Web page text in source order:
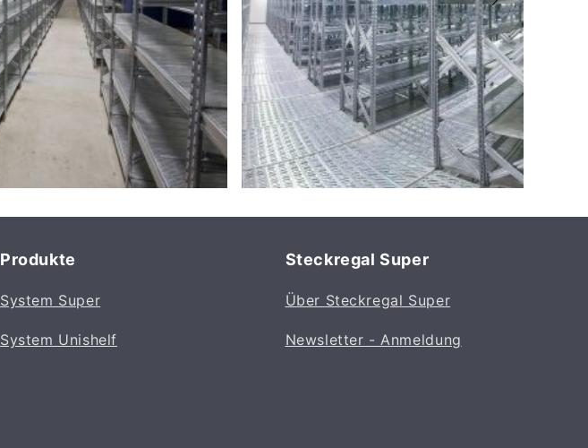
Telefonnummer: +39 0464 303030
Produkte
System Super
System Unishelf
Steckregal Super
Über Steckregal Super
Newsletter - Anmeldung